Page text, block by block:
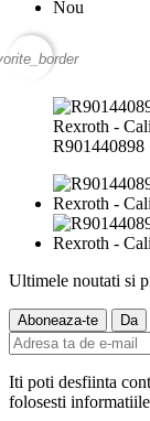
Nou
R901440898
Ultimele noutati si
Iti poti desfiinta
folosesti